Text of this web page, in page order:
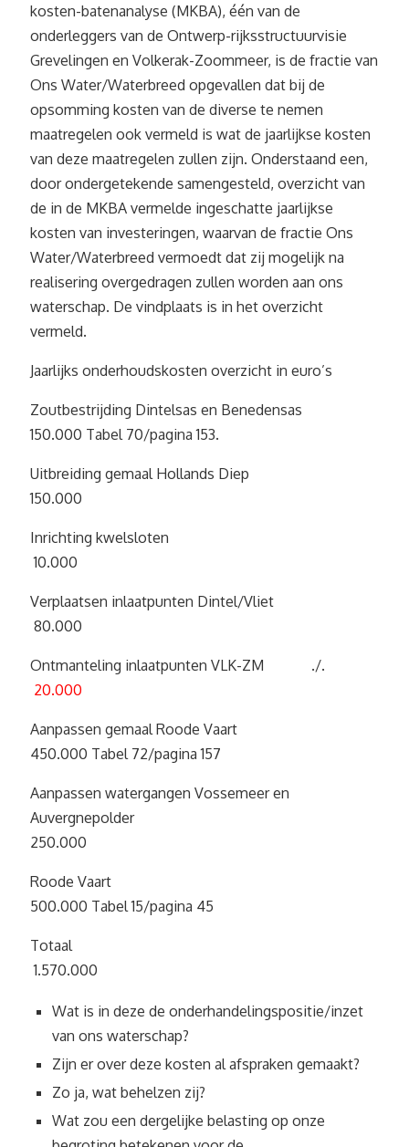
kosten-batenanalyse (MKBA), één van de
onderleggers van de Ontwerp-rijksstructuurvisie
Grevelingen en Volkerak-Zoommeer, is de fractie van
Ons Water/Waterbreed opgevallen dat bij de
opsomming kosten van de diverse te nemen
maatregelen ook vermeld is wat de jaarlijkse kosten
van deze maatregelen zullen zijn. Onderstaand een,
door ondergetekende samengesteld, overzicht van
de in de MKBA vermelde ingeschatte jaarlijkse
kosten van investeringen, waarvan de fractie Ons
Water/Waterbreed vermoedt dat zij mogelijk na
realisering overgedragen zullen worden aan ons
waterschap. De vindplaats is in het overzicht
vermeld.
Jaarlijks onderhoudskosten overzicht in euro’s
Zoutbestrijding Dintelsas en Benedensas
150.000 Tabel 70/pagina 153.
Uitbreiding gemaal Hollands Diep
150.000
Inrichting kwelsloten
10.000
Verplaatsen inlaatpunten Dintel/Vliet
80.000
Ontmanteling inlaatpunten VLK-ZM ./.
20.000
Aanpassen gemaal Roode Vaart
450.000 Tabel 72/pagina 157
Aanpassen watergangen Vossemeer en
Auvergnepolder
250.000
Roode Vaart
500.000 Tabel 15/pagina 45
Totaal
1.570.000
Wat is in deze de onderhandelingspositie/inzet
van ons waterschap?
Zijn er over deze kosten al afspraken gemaakt?
Zo ja, wat behelzen zij?
Wat zou een dergelijke belasting op onze